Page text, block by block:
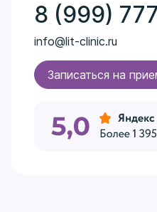
8 (999)
info@lit-clinic.ru
Записаться на